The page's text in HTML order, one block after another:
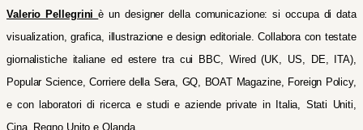
Valerio Pellegriniè un designer della comunicazione: si occupa di data
visualization, grafica, illustrazione e design editoriale. Collabora con testate
giornalistiche italiane ed estere tra cui BBC, Wired (UK, US, DE, ITA),
Popular Science, Corriere della Sera, GQ, BOAT Magazine, Foreign Policy,
e con laboratori di ricerca e studi e aziende private in Italia, Stati Uniti,
Cina, Regno Unito e Olanda.